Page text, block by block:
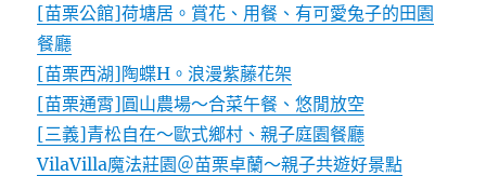
[苗栗公館]荷塘居。賞花、用餐、有可愛兔子的田園
餐廳
[苗栗西湖]陶蝶H。浪漫紫藤花架
[苗栗通霄]圓山農場～合菜午餐、悠閒放空
[三義]青松自在～歐式鄉村、親子庭園餐廳
VilaVilla魔法莊園＠苗栗卓蘭～親子共遊好景點